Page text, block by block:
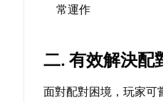
常運作
二. 有效解決配
面對配對困境，玩家可